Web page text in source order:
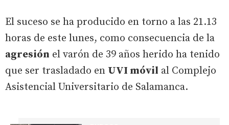
El suceso se ha producido en torno a las 21.13
horas de este lunes, como consecuencia de la
agresión el varón de 39 años herido ha tenido
que ser trasladado en UVI móvil al Complejo
Asistencial Universitario de Salamanca.